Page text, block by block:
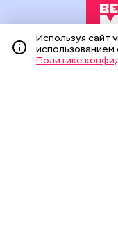
Издание создано
средств массовой
На сайте
(информационные
Используя сайт
Политике